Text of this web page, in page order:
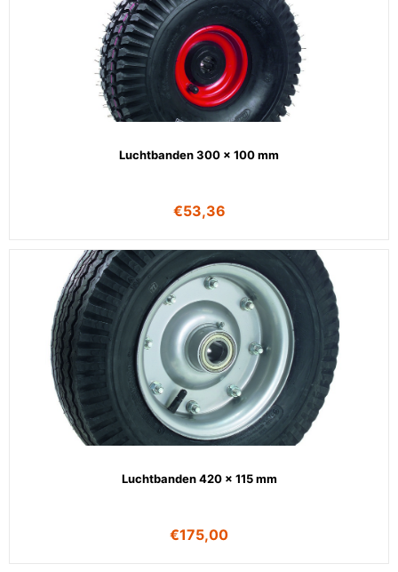
Luchtbanden 300 x 100 mm
€53,36
Luchtbanden 420 x 115 mm
€175,00